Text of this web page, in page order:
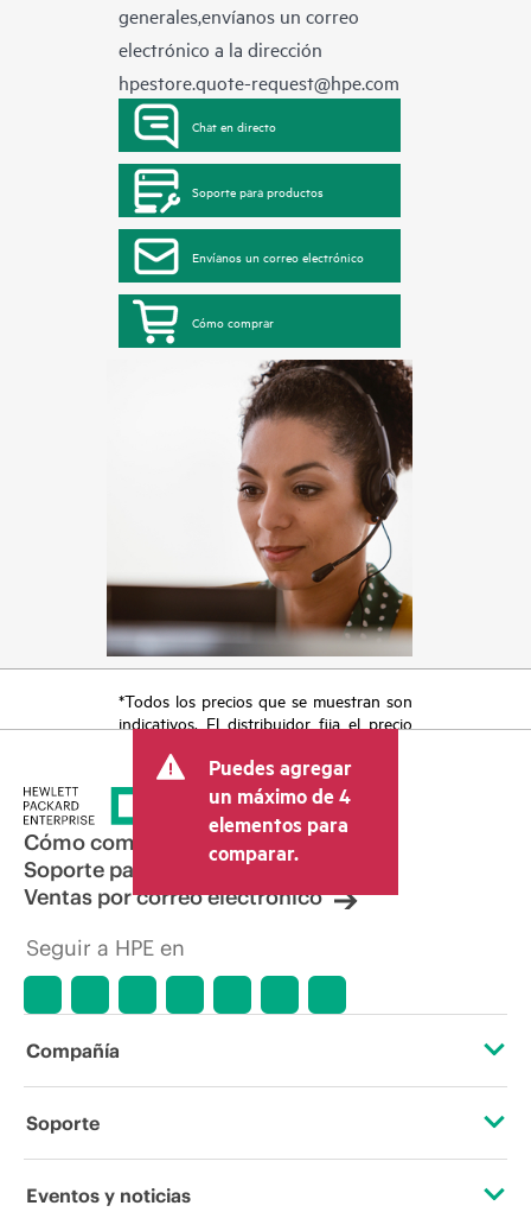
generales,envíanos un correo
electrónico a la dirección
hpestore.quote-request@hpe.com
Chat en directo
Soporte para productos
Envíanos un correo electrónico
Cómo comprar
*Todos los precios que se muestran son
indicativos. El distribuidor fija el precio
otros conceptos, como los impuestos a
la venta, el IVA y el envío. El precio de la
transacción que establece el distribuidor
puede variar con respecto a otros
distribuidores y al precio indicativo
mostrado. El precio indicativo puede
incluir ofertas promocionales por tiempo
hacer ajustes de precios en cualquier
condiciones del mercado,
promociones de fin de la vida útil y
Puedes agregar
un máximo de 4
elementos para
comparar.
Cómo comprar
Soporte para productos
Ventas por correo electrónico
Seguir a HPE en
Compañía
Acerca de HPE
Soporte
Servicios de soporte operativo
Eventos y noticias